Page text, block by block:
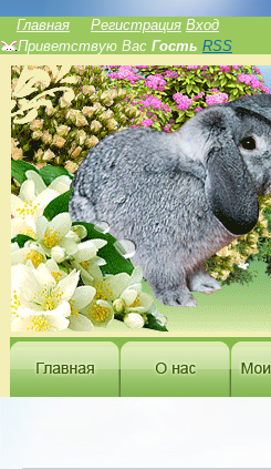
Главная
Регистрация Вход
Приветствую Вас Гость RSS